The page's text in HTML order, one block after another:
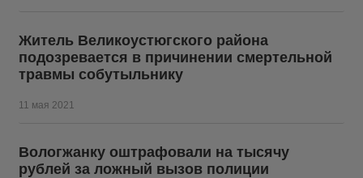
Житель Великоустюгского района
подозревается в причинении смертельной
травмы собутыльнику
11 мая 2021
Вологжанку оштрафовали на тысячу
рублей за ложный вызов полиции